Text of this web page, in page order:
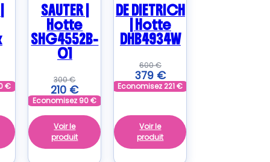
€
SAUTER |
Hotte
SHG4552B-
01
300€
210 €
Economisez 90€
Voir le
produit
DE DIETRICH
| Hotte
DHB4934W
600€
379 €
Economisez221€
Voir le
produit